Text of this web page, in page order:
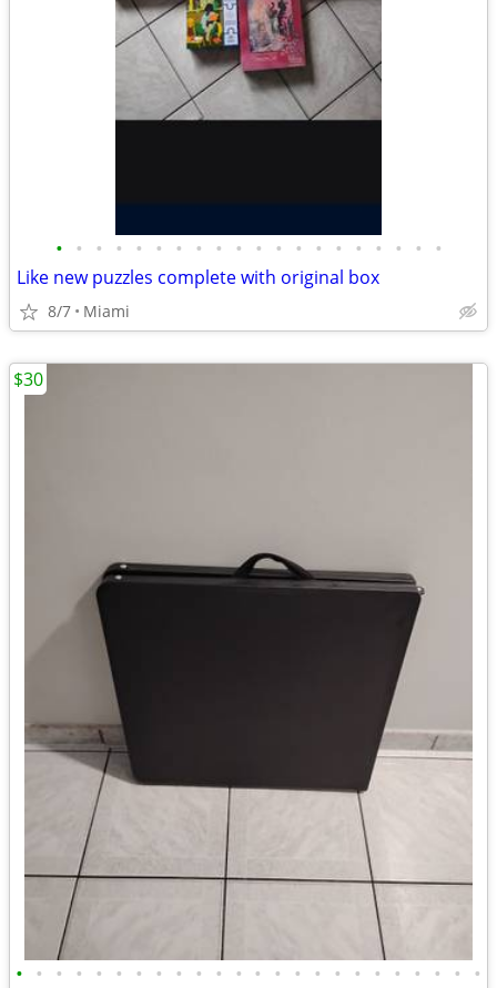
• • • • • • • • • • • • • • • • • • • •
Like new puzzles complete with original box
8/7 Miami
• • • • • • • • • • • • • • • • • • • • • • • •
$30